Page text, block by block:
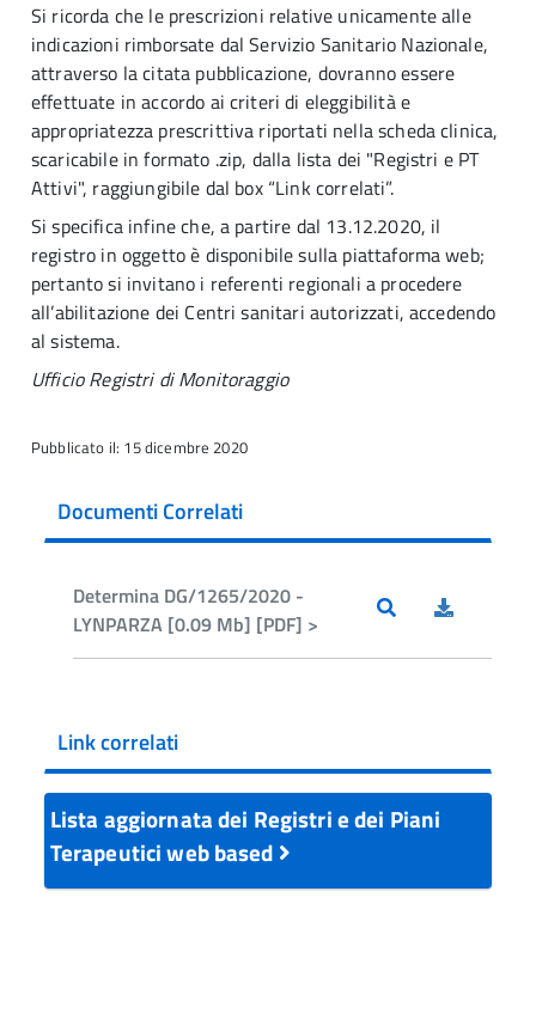
Si ricorda che le prescrizioni relative unicamente alle
indicazioni rimborsate dal Servizio Sanitario Nazionale,
attraverso la citata pubblicazione, dovranno essere
effettuate in accordo ai criteri di eleggibilità e
appropriatezza prescrittiva riportati nella scheda clinica,
scaricabile in formato .zip, dalla lista dei "Registri e PT
Attivi", raggiungibile dal box “Link correlati”.
Si specifica infine che, a partire dal 13.12.2020, il
registro in oggetto è disponibile sulla piattaforma web;
pertanto si invitano i referenti regionali a procedere
all’abilitazione dei Centri sanitari autorizzati, accedendo
al sistema.
Ufficio Registri di Monitoraggio
Pubblicato il: 15 dicembre 2020
Documenti Correlati
Determina DG/1265/2020 -
LYNPARZA [0.09 Mb] [PDF] >
Link correlati
Lista aggiornata dei Registri e dei Piani
Terapeutici web based